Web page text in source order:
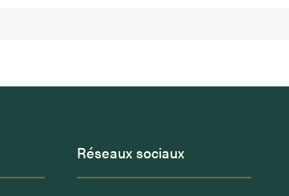
Réseaux sociaux